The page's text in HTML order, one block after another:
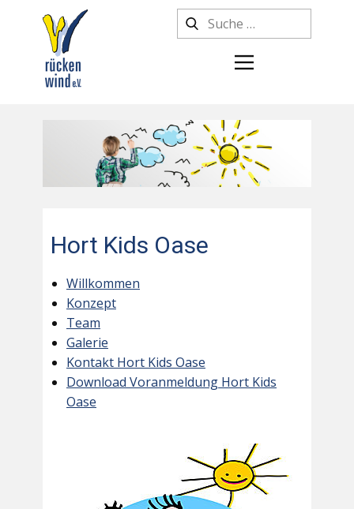
Hort Kids Oase
Willkommen
Konzept
Team
Galerie
Kontakt Hort Kids Oase
Download Voranmeldung Hort Kids
Oase